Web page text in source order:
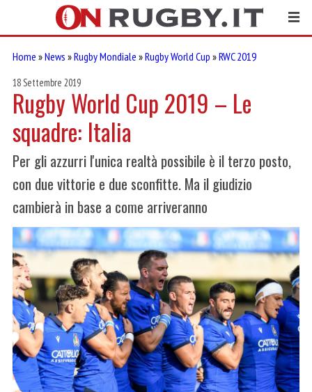
Home »News »Rugby Mondiale »Rugby World Cup »RWC 2019
18 Settembre 2019
Rugby World Cup 2019 – Le
squadre: Italia
Per gli azzurri l'unica realtà possibile è il terzo posto,
con due vittorie e due sconfitte. Ma il giudizio
cambierà in base a come arriveranno